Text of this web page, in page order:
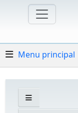
Menu principal